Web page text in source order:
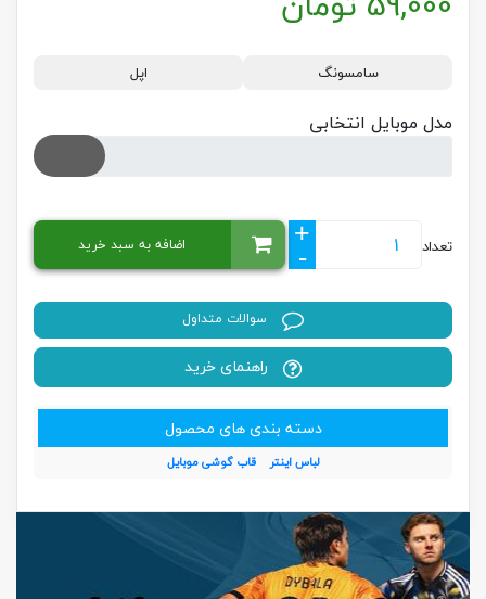
سامسونگ اپل
مدل موبایل انتخابی
تعداد
+
-
اضافه به سبد خرید
سوالات متداول
راهنمای خرید
دسته بندی های محصول
لباس اینتر قاب گوشی موبایل